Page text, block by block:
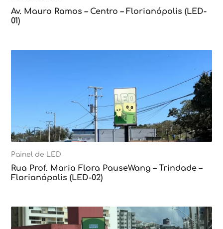
Av. Mauro Ramos – Centro – Florianópolis (LED-
01)
Painel de LED
Rua Prof. Maria Flora PauseWang – Trindade –
Florianópolis (LED-02)